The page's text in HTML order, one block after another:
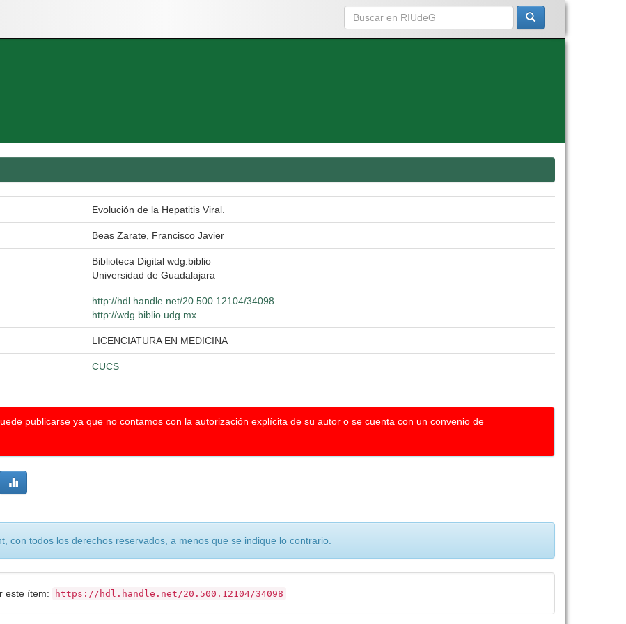
Evolución de la Hepatitis Viral.
Beas Zarate, Francisco Javier
Biblioteca Digital wdg.biblio
Universidad de Guadalajara
http://hdl.handle.net/20.500.12104/34098
http://wdg.biblio.udg.mx
LICENCIATURA EN MEDICINA
CUCS
publicarse ya que no contamos con la autorización explícita de su autor o se cuenta con un convenio de
con todos los derechos reservados, a menos que se indique lo contrario.
este ítem: https://hdl.handle.net/20.500.12104/34098